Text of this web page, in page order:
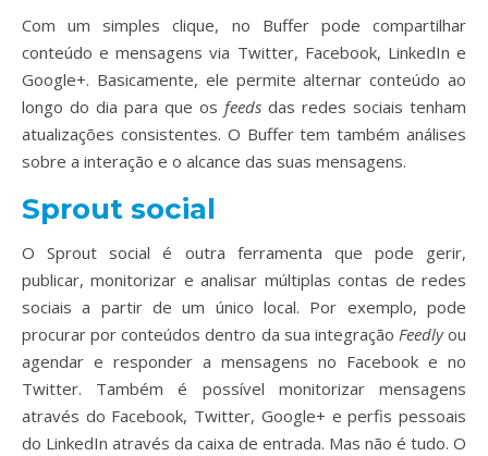
Com um simples clique, no Buffer pode compartilhar
conteúdo e mensagens via Twitter, Facebook, LinkedIn e
Google+. Basicamente, ele permite alternar conteúdo ao
longo do dia para que os feeds das redes sociais tenham
atualizações consistentes. O Buffer tem também análises
sobre a interação e o alcance das suas mensagens.
Sprout social
O Sprout social é outra ferramenta que pode gerir,
publicar, monitorizar e analisar múltiplas contas de redes
sociais a partir de um único local. Por exemplo, pode
procurar por conteúdos dentro da sua integração Feedlyou
agendar e responder a mensagens no Facebook e no
Twitter. Também é possível monitorizar mensagens
através do Facebook, Twitter, Google+ e perfis pessoais
do LinkedIn através da caixa de entrada. Mas não é tudo. O